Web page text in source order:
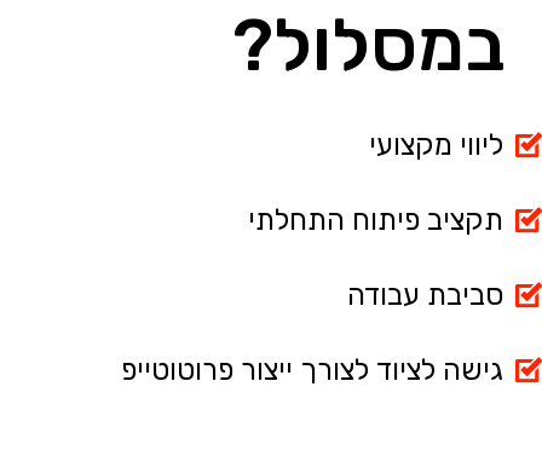
במסלול?
ליווי מקצועי
תקציב פיתוח התחלתי
סביבת עבודה
גישה לציוד לצורך ייצור פרוטוטייפ